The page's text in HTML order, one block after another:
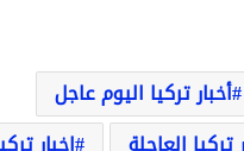
أخبار تركيا اليوم عاجل